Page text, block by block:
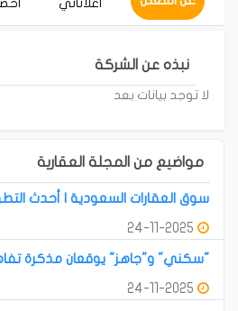
أعلاناتي
نبذه عن الشركة
لا توجد بيانات بعد
مواضيع من المجلة العقارية
سوق العقارات السعودية | أحدث
"سكني" و"جاهز" يوقعان مذكرة